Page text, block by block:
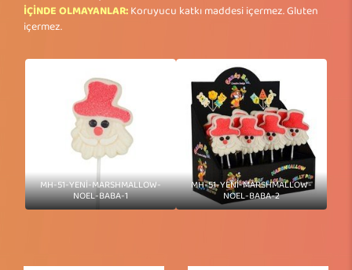
İÇİNDE OLMAYANLAR:Koruyucu katkı maddesi içermez. Gluten
içermez.
MH-51-YENİ-MARSHMALLOW-
NOEL-BABA-1
MH-51-YENİ-MARSHMALLOW-
NOEL-BABA-2